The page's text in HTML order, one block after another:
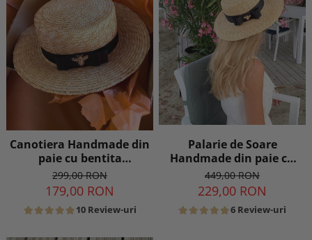
Canotiera Handmade din
paie cu bentita
detasabila si accesoriu la
alegere
299,00 RON
179,00 RON
10 Review-uri
Palarie de Soare
Handmade din paie cu
Bor Lat si bentita
detasabila la alegere
449,00 RON
229,00 RON
6 Review-uri